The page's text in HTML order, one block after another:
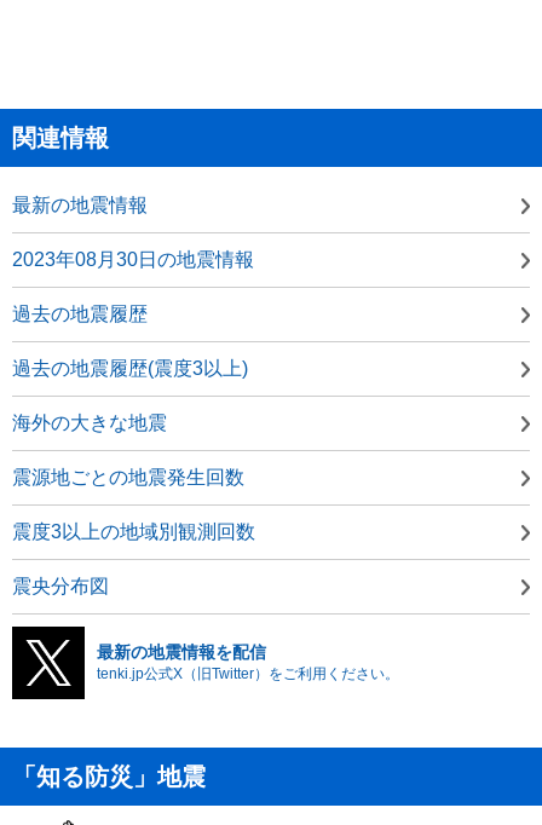
関連情報
最新の地震情報
2023年08月30日の地震情報
過去の地震履歴
過去の地震履歴(震度3以上)
海外の大きな地震
震源地ごとの地震発生回数
震度3以上の地域別観測回数
震央分布図
最新の地震情報を配信
tenki.jp公式X（旧Twitter）をご利用ください。
「知る防災」地震